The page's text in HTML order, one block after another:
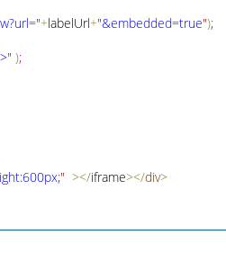
"+labelUrl+"&embedded=true");
" );
" ></iframe></div>